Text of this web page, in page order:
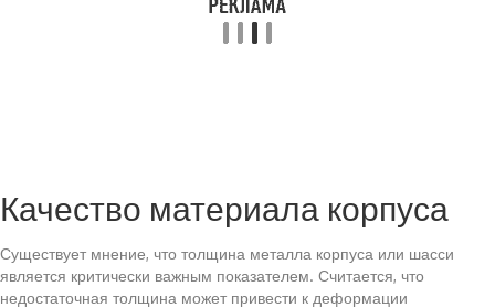
Качество материала корпуса
Существует мнение, что толщина металла корпуса или шасси
является критически важным показателем. Считается, что
недостаточная толщина может привести к деформации